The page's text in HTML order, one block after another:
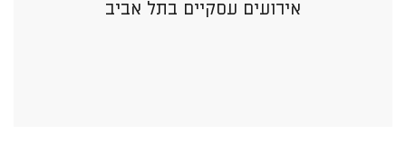
אירועים עסקיים בתל אביב